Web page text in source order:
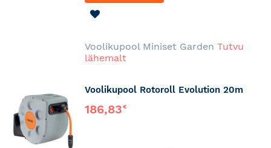
Voolikupool Miniset Garden Tutvu
lähemalt
Voolikupool Rotoroll Evolution 20m
186,83€